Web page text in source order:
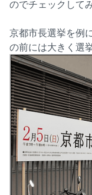
のでチェックして
京都市長選挙を例
の前には大きく選